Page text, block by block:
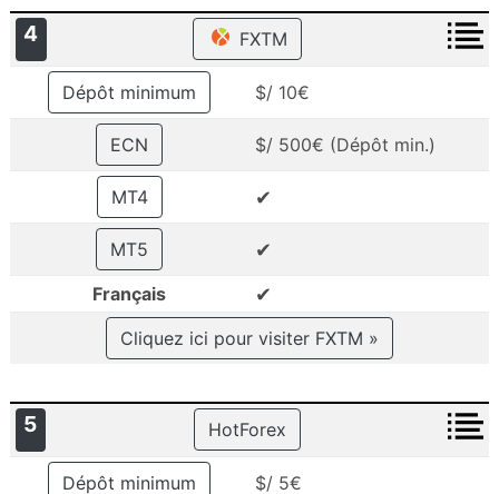
4 FXTM
Dépôt minimum $/ 10€
ECN $/ 500€ (Dépôt min.)
MT4 ✔
MT5 ✔
Français ✔
Cliquez ici pour visiter FXTM »
5 HotForex
Dépôt minimum
$/ 5€